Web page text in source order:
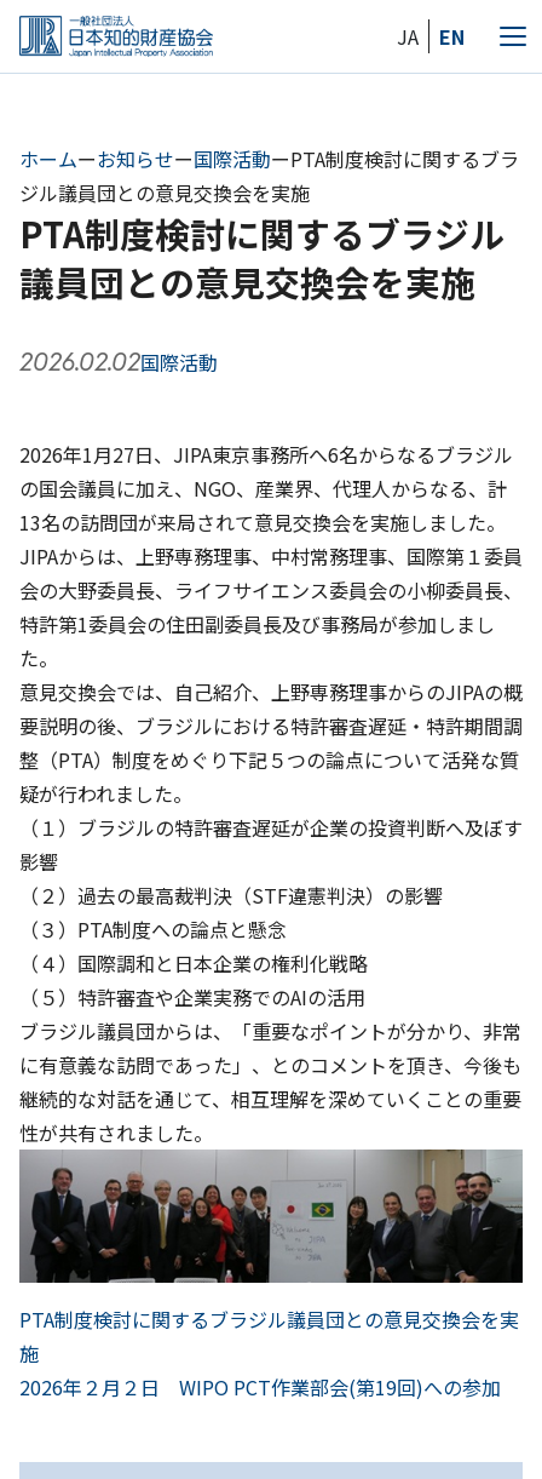
Skip
the
JA EN
メ
ー
ホームーお知らせー国際活動ーPTA制度検討に関するブラ
ジル議員団との意見交換会を実施
PTA制度検討に関するブラジル
議員団との意見交換会を実施
2026.02.02国際活動
2026年1月27日、JIPA東京事務所へ6名からなるブラジル
の国会議員に加え、NGO、産業界、代理人からなる、計
13名の訪問団が来局されて意見交換会を実施しました。
JIPAからは、上野専務理事、中村常務理事、国際第１委員
会の大野委員長、ライフサイエンス委員会の小柳委員長、
特許第1委員会の住田副委員長及び事務局が参加しまし
た。
意見交換会では、自己紹介、上野専務理事からのJIPAの概
要説明の後、ブラジルにおける特許審査遅延・特許期間調
整（PTA）制度をめぐり下記５つの論点について活発な質
疑が行われました。
（１）ブラジルの特許審査遅延が企業の投資判断へ及ぼす
影響
（２）過去の最高裁判決（STF違憲判決）の影響
（３）PTA制度への論点と懸念
（４）国際調和と日本企業の権利化戦略
（５）特許審査や企業実務でのAIの活用
ブラジル議員団からは、「重要なポイントが分かり、非常
に有意義な訪問であった」、とのコメントを頂き、今後も
継続的な対話を通じて、相互理解を深めていくことの重要
性が共有されました。
投
稿
前
へ
PTA制度検討に関するブラジル議員団との意見交換会を実
施
次
2026年２月２日 WIPO PCT作業部会(第19回)への参加